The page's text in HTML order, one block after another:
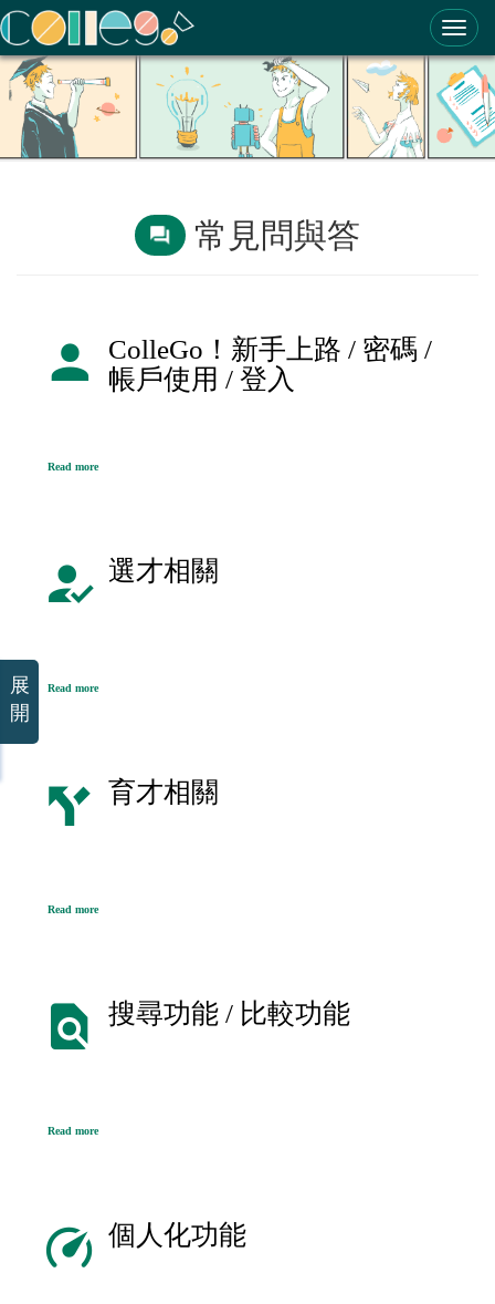
ColleGo! 大學選才與高中育才輔助系統
常見問與答
ColleGo！新手上路 / 密碼 /
帳戶使用 / 登入
Read more
選才相關
Read more
育才相關
Read more
搜尋功能 / 比較功能
Read more
個人化功能
展
開